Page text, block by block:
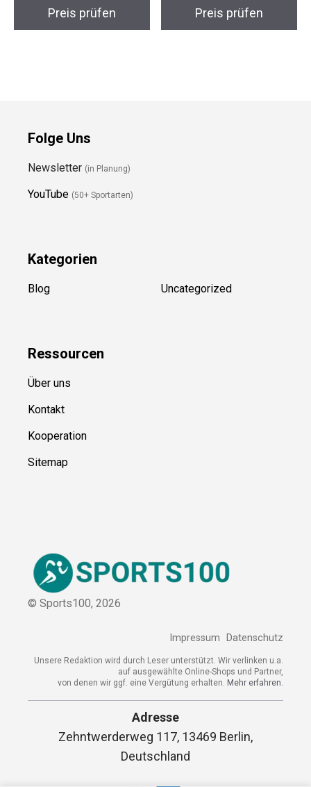
Preis prüfen Preis prüfen
Folge Uns
Newsletter (in Planung)
YouTube (50+ Sportarten)
Kategorien
Blog Uncategorized
Ressourcen
Über uns
Kontakt
Kooperation
Sitemap
© Sports100, 2026
Impressum Datenschutz
Unsere Redaktion wird durch Leser unterstützt. Wir verlinken u.a.
auf ausgewählte Online-Shops und Partner,
von denen wir ggf. eine Vergütung erhalten. Mehr erfahren.
Adresse
Zehntwerderweg 117, 13469 Berlin,
Deutschland